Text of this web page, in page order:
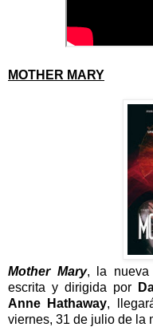
MOTHER MARY
Mother Mary, la nueva
escrita y dirigida por
Anne Hathaway,
viernes, 31 de julio de la